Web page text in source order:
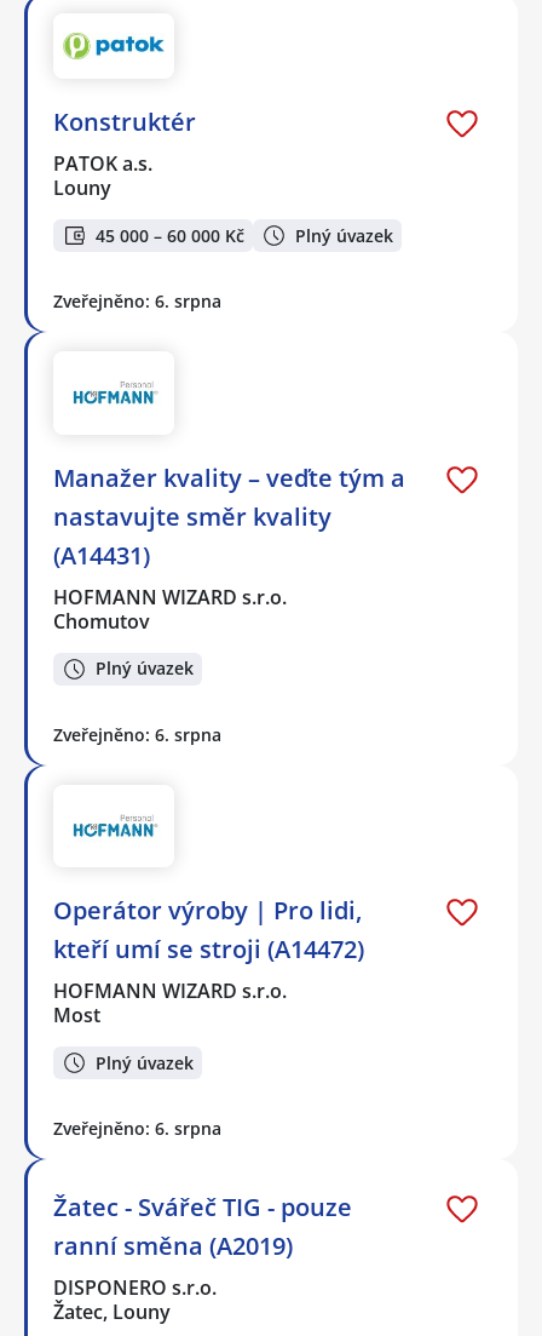
Konstruktér
PATOK a.s.
Louny
45 000 – 60 000 Kč Plný úvazek
Zveřejněno: 6. srpna
Manažer kvality – veďte tým a
nastavujte směr kvality
(A14431)
HOFMANN WIZARD s.r.o.
Chomutov
Plný úvazek
Zveřejněno: 6. srpna
Operátor výroby | Pro lidi,
kteří umí se stroji (A14472)
HOFMANN WIZARD s.r.o.
Most
Plný úvazek
Zveřejněno: 6. srpna
Žatec - Svářeč TIG - pouze
ranní směna (A2019)
DISPONERO s.r.o.
Žatec, Louny